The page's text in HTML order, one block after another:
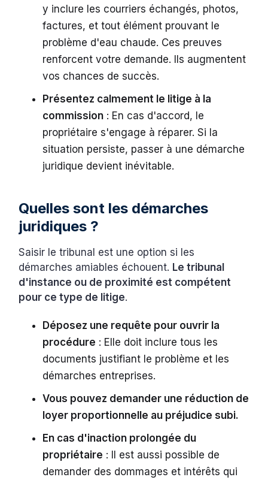
y inclure les courriers échangés, photos,
factures, et tout élément prouvant le
problème d'eau chaude. Ces preuves
renforcent votre demande. Ils augmentent
vos chances de succès.
Présentez calmement le litige à la
commission : En cas d'accord, le
propriétaire s'engage à réparer. Si la
situation persiste, passer à une démarche
juridique devient inévitable.
Quelles sont les démarches
juridiques ?
Saisir le tribunal est une option si les
démarches amiables échouent. Le tribunal
d'instance ou de proximité est compétent
pour ce type de litige.
Déposez une requête pour ouvrir la
procédure : Elle doit inclure tous les
documents justifiant le problème et les
démarches entreprises.
Vous pouvez demander une réduction de
loyer proportionnelle au préjudice subi.
En cas d'inaction prolongée du
propriétaire : Il est aussi possible de
demander des dommages et intérêts qui